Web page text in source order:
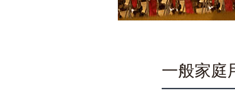
一般家庭